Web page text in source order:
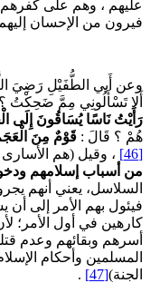
، وهم على كفرهم
من الإحسان إليهم
تَسْأَلُونِي مِمَّ ضَحِكْتُ ؟
نَاسًا يُسَاقُونَ إِلَى
؟ قَالَ : قَوْمٌ مِنَ الْعَجَمِ
، وقيل (هم الأسارى
أسباب إسلامهم
يعني أنهم
بهم الأمر إلى أن
في أول الأمر؛
وبقائهم وعدم
وأحكام
[47]
.